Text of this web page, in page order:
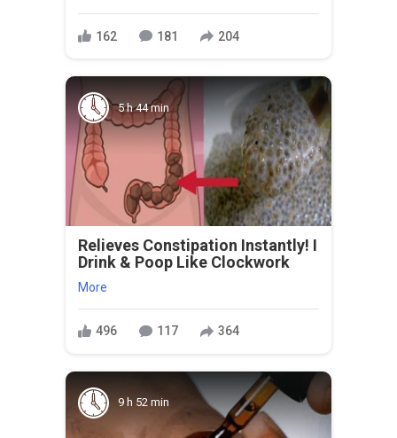
162 181 204
5 h 44 min
Relieves Constipation Instantly! I
Drink & Poop Like Clockwork
More
496 117 364
9 h 52 min